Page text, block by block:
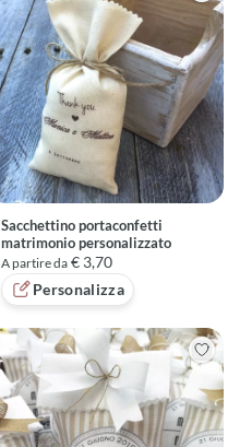
Sacchettino portaconfetti
matrimonio personalizzato
A partire da € 3,70
Personalizza